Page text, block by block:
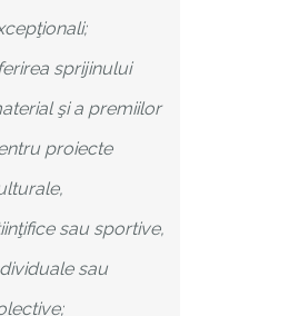
sprijinului
şi a premiilor
proiecte
sau sportive,
sau